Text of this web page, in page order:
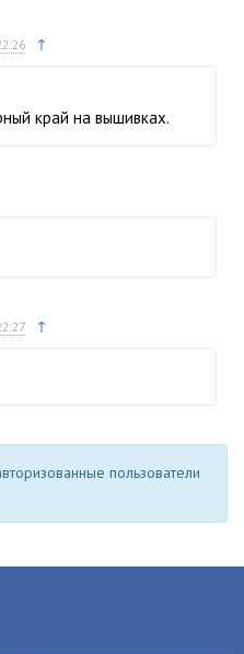
↑
край на вышивках.
↑
пользователи